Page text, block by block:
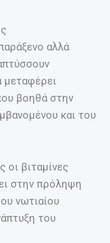
αλλά
μεταφέρει
βοηθά στην
και του
οι βιταμίνες
στην πρόληψη
νωτιαίου
του